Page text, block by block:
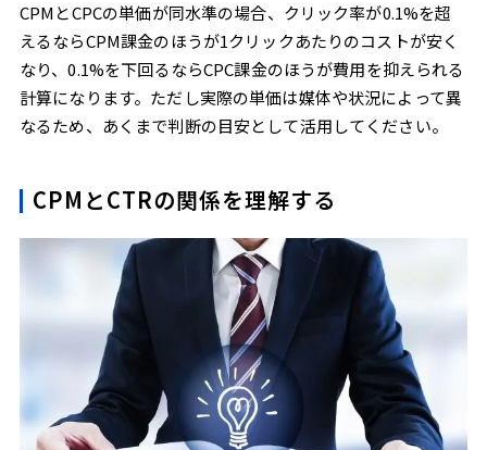
CPMとCPCの単価が同水準の場合、クリック率が0.1%を超
えるならCPM課金のほうが1クリックあたりのコストが安く
なり、0.1%を下回るならCPC課金のほうが費用を抑えられる
計算になります。ただし実際の単価は媒体や状況によって異
なるため、あくまで判断の目安として活用してください。
CPMとCTRの関係を理解する